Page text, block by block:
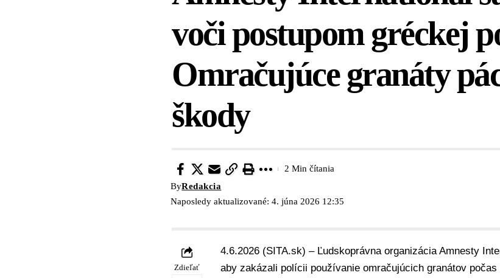
voči postupom gréckej
Omračujúce granáty
škody
Naposledy aktualizované: 4. júna 2026 12:35
ByRedakcia
2 Min čítania
Zdieľať
4.6.2026 (SITA.sk) – Ľudskoprávna organizácia Amnesty
aby zakázali polícii používanie omračujúcich granátov